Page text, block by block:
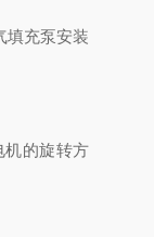
填充泵安装
机的旋转方